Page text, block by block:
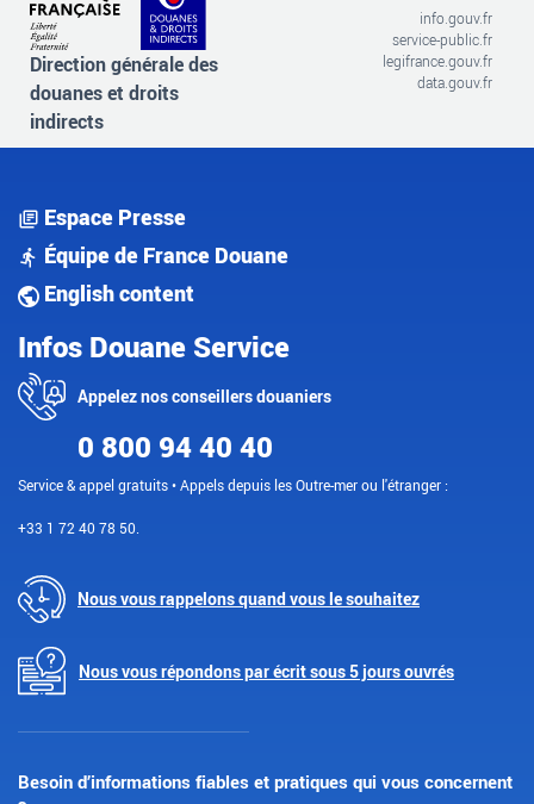
Direction générale des
douanes et droits
indirects
info.gouv.fr
service-public.fr
legifrance.gouv.fr
data.gouv.fr
Espace Presse
Équipe de France Douane
English content
Infos Douane Service
Appelez nos conseillers douaniers
0 800 94 40 40
Service & appel gratuits • Appels depuis les Outre-mer ou l'étranger :
+33 1 72 40 78 50.
Nous vous rappelons quand vous le souhaitez
Nous vous répondons par écrit sous 5 jours ouvrés
Besoin d’informations fiables et pratiques qui vous concernent